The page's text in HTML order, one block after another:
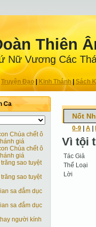
Thiên
Nữ Vương Các
Truyện Ðạo| Kinh Thánh Sách
Ca
Chúa chết ô
giá
Chúa chết ô
giá
sao tuyệt
sao tuyệt
sa đắm dục
sa đắm dục
người kính
Nốt
0-9 A
Vì tội
Tác Giả
Thể Loại
Lời